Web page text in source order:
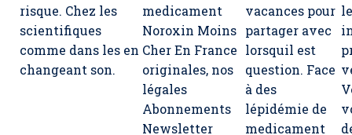
risque. Chez les
scientifiques
comme dans les en
changeant son.
medicament
Noroxin Moins
Cher En France
originales, nos
légales
Abonnements
Newsletter
vacances pour
partager avec
lorsquil est
question. Face
à des
lépidémie de
medicament